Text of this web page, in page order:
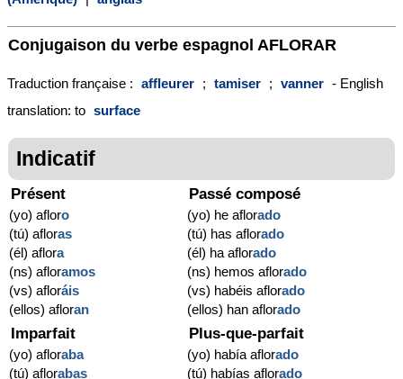
Conjugaison du verbe espagnol AFLORAR
Traduction française : affleurer ; tamiser ; vanner - English
translation: to surface
Indicatif
Présent
(yo) afloro
(tú) afloras
(él) aflora
(ns) afloramos
(vs) afloráis
(ellos) afloran
Passé composé
(yo) he aflorado
(tú) has aflorado
(él) ha aflorado
(ns) hemos aflorado
(vs) habéis aflorado
(ellos) han aflorado
Imparfait
(yo) afloraba
(tú) aflorabas
Plus-que-parfait
(yo) había aflorado
(tú) habías aflorado